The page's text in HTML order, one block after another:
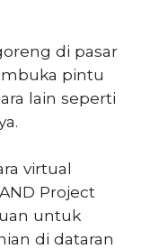
di pasar
pintu
lain seperti
virtual
Project
untuk
di dataran